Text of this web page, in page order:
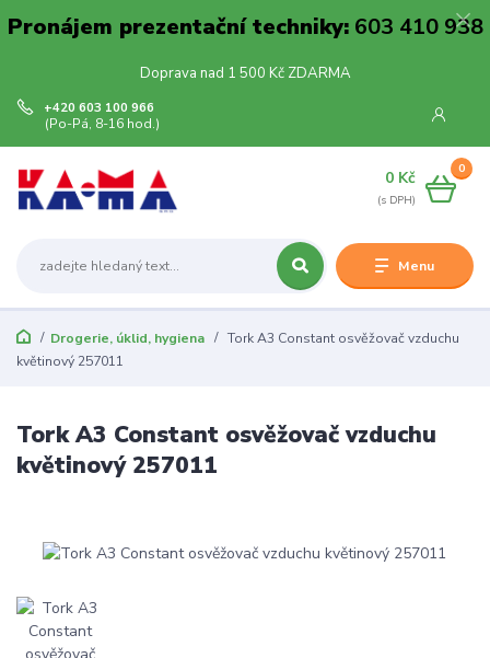
Pronájem prezentační techniky:603 410 938
Doprava nad 1 500 Kč ZDARMA
Menu
+420 603 100 966
(Po-Pá, 8-16 hod.)
0
0 Kč
Drogerie, úklid, hygiena
Tork A3 Constant osvěžovač vzduchu
květinový 257011
Tork A3 Constant osvěžovač vzduchu
květinový 257011